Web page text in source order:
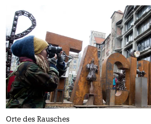
Orte des Rausches